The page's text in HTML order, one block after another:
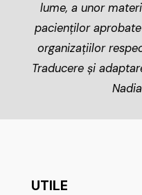
lume, a unor
pacienților
organizațiilor
Traducere și
UTILE